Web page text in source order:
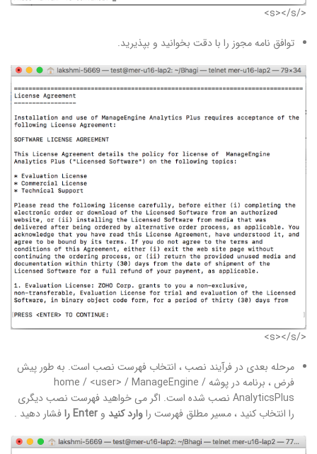
</s></s>
توافق نامه مجوز را با دقت بخوانید و بپذیرید.
</s></s>
مرحله بعدی در فرآیند نصب ، انتخاب فهرست نصب است. به طور پیش
فرض ، برنامه در پوشه home / <user> / ManageEngine /
AnalyticsPlus نصب شده است. اگر می خواهید فهرست نصب دیگری
را انتخاب کنید ، مسیر مطلق فهرست راوارد کنید و Enter را فشار دهید .